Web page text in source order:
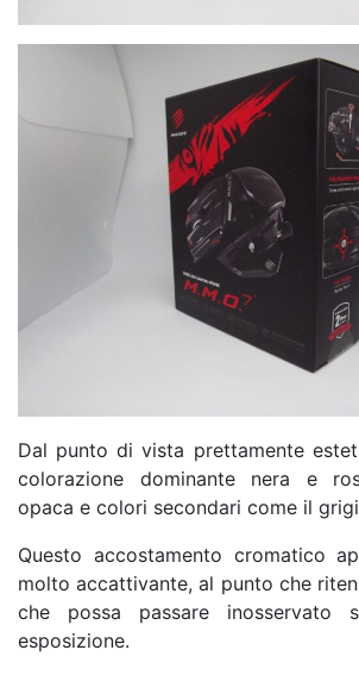
Dal punto di vista prettamente
colorazione dominante nera e
opaca e colori secondari come il
Questo accostamento cromatico
molto accattivante, al punto che
che possa passare inosservato
esposizione.